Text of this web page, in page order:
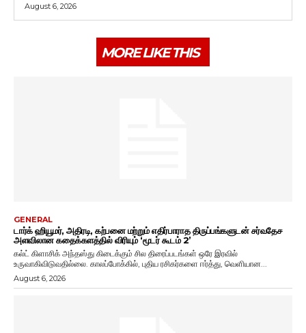
August 6, 2026
MORE LIKE THIS
GENERAL
டார்க் ஹியூமர், அதிரடி, கற்பனை மற்றும் எதிர்பாராத திருப்பங்களுடன் சர்வதேச
அளவிலான கதைக்களத்தில் விரியும் ‘மூடர் கூடம் 2’
கல்ட் கிளாசிக் அந்தஸ்து கிடைக்கும் சில திரைப்படங்கள் ஒரே இரவில்
உருவாகிவிடுவதில்லை. காலப்போக்கில், புதிய ரசிகர்களை ஈர்த்து, வெளியான...
August 6, 2026